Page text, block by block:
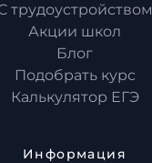
трудоустройством
Акции школ
Блог
Подобрать курс
Калькулятор ЕГЭ
Информация